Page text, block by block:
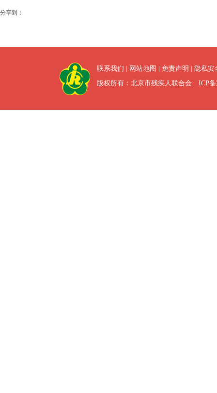
分享到：
联系我们 网站地图 免责声明
隐私
版权所有：北京市残疾人联合会 ICP